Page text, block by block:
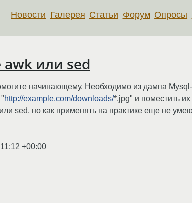
Новости Галерея Статьи Форум Опросы
или sed
начинающему. Необходимо из дампа Mysql-
http://example.com/downloads/*.jpg" и поместить
sed, но как применять на практике еще не
+00:00